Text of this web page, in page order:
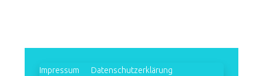
Impressum
Datenschutzerklärung